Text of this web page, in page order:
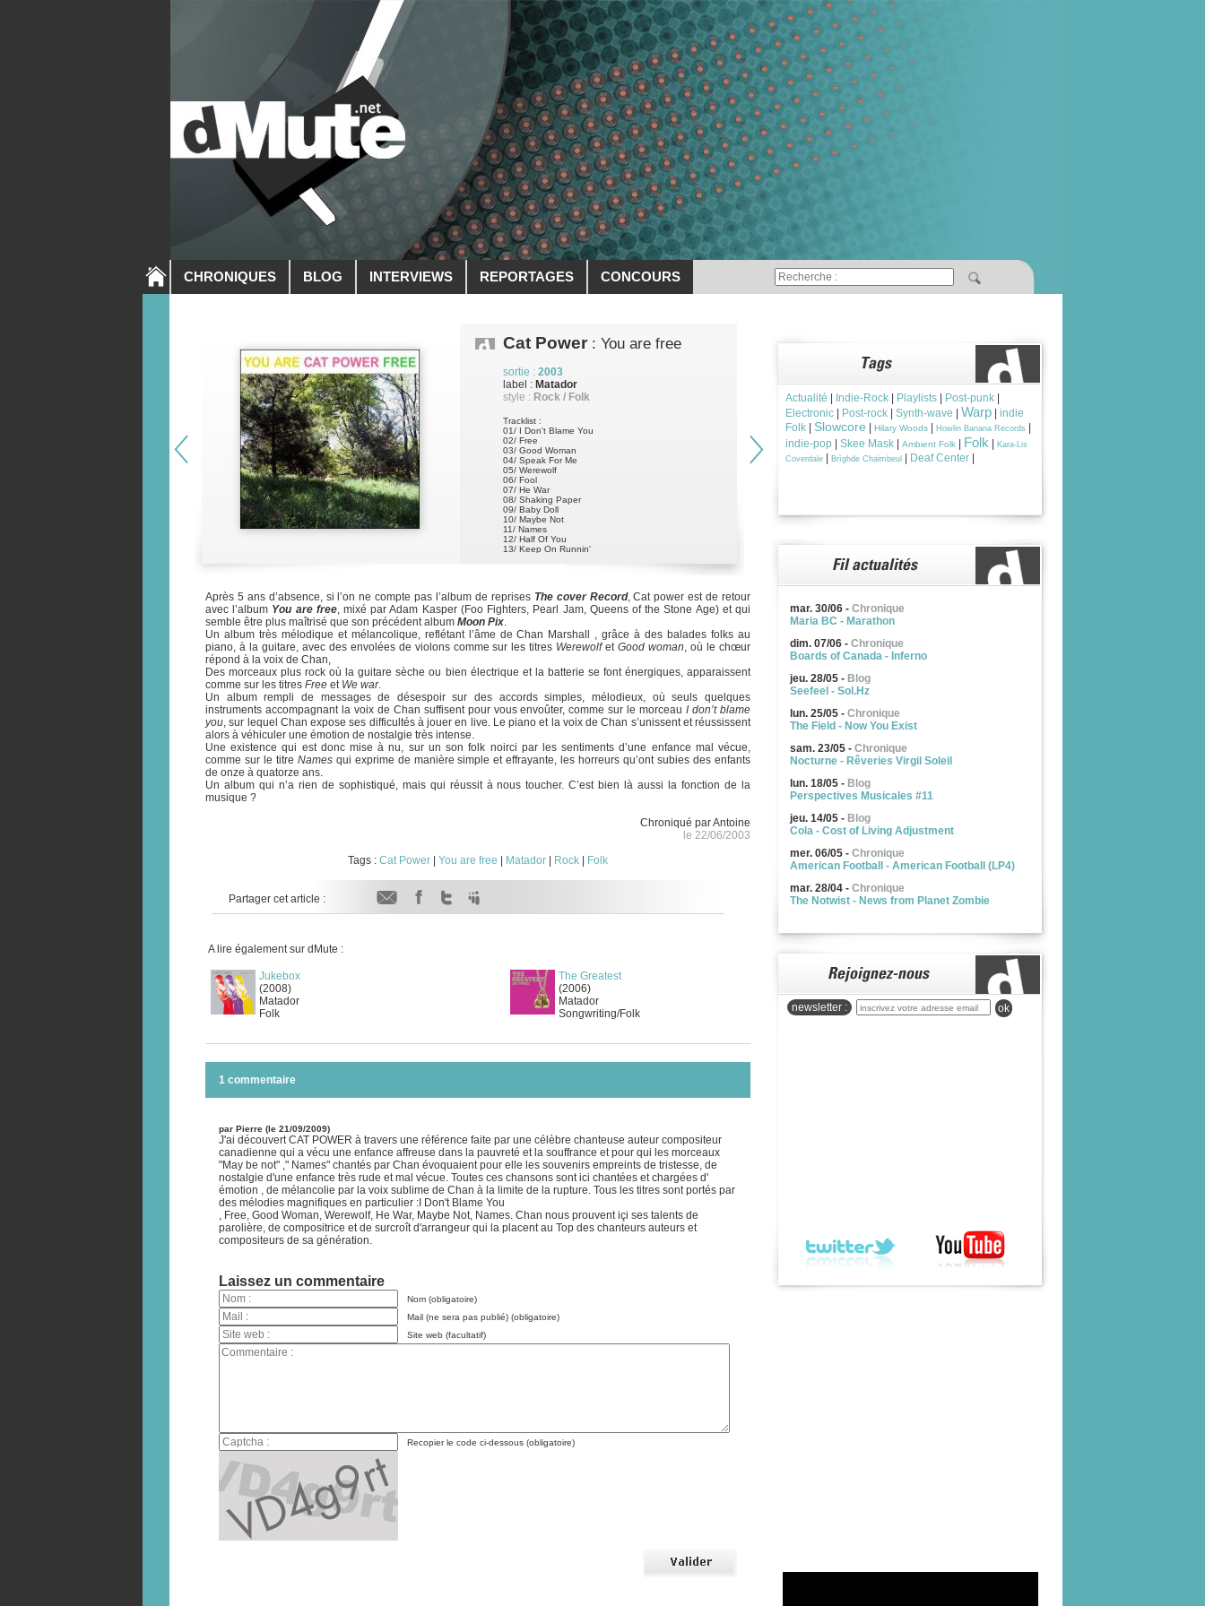
CHRONIQUES BLOG INTERVIEWS REPORTAGES CONCOURS
Cat Power : You are free
sortie : 2003
label : Matador
style : Rock / Folk
Tracklist :
01/ I Don't Blame You
02/ Free
03/ Good Woman
04/ Speak For Me
05/ Werewolf
06/ Fool
07/ He War
08/ Shaking Paper
09/ Baby Doll
10/ Maybe Not
11/ Names
12/ Half Of You
13/ Keep On Runnin'
Après 5 ans d’absence, si l’on ne compte pas l’album de reprises The cover Record, Cat power est de retour
avec l’album You are free, mixé par Adam Kasper (Foo Fighters, Pearl Jam, Queens of the Stone Age) et qui
semble être plus maîtrisé que son précédent album Moon Pix.
Un album très mélodique et mélancolique, reflétant l’âme de Chan Marshall , grâce à des balades folks au
piano, à la guitare, avec des envolées de violons comme sur les titres WerewolfetGood woman, où le chœur
répond à la voix de Chan,
Des morceaux plus rock où la guitare sèche ou bien électrique et la batterie se font énergiques, apparaissent
comme sur les titres Free et We war.
Un album rempli de messages de désespoir sur des accords simples, mélodieux, où seuls quelques
instruments accompagnant la voix de Chan suffisent pour vous envoûter, comme sur le morceauI don’t blame
you, sur lequel Chan expose ses difficultés à jouer en live. Le piano et la voix de Chan s’unissent et réussissent
alors à véhiculer une émotion de nostalgie très intense.
Une existence qui est donc mise à nu, sur un son folk noirci par les sentiments d’une enfance mal vécue,
comme sur le titre Namesqui exprime de manière simple et effrayante, les horreurs qu’ont subies des enfants
de onze à quatorze ans.
Un album qui n’a rien de sophistiqué, mais qui réussit à nous toucher. C’est bien là aussi la fonction de la
musique ?
Chroniqué par Antoine
le 22/06/2003
Tags : Cat Power You are free Matador Rock Folk
Partager cet article :
A lire également sur dMute :
Jukebox
(2008)
Matador
Folk
The Greatest
(2006)
Matador
Songwriting/Folk
1 commentaire
par Pierre (le 21/09/2009)
J'ai découvert CAT POWER à travers une référence faite par une célèbre chanteuse auteur compositeur
canadienne qui a vécu une enfance affreuse dans la pauvreté et la souffrance et pour qui les morceaux
"May be not" ," Names" chantés par Chan évoquaient pour elle les souvenirs empreints de tristesse, de
nostalgie d'une enfance très rude et mal vécue. Toutes ces chansons sont ici chantées et chargées d'
émotion , de mélancolie par la voix sublime de Chan à la limite de la rupture. Tous les titres sont portés par
des mélodies magnifiques en particulier :I Don't Blame You
, Free, Good Woman, Werewolf, He War, Maybe Not, Names. Chan nous prouvent içi ses talents de
parolière, de compositrice et de surcroît d'arrangeur qui la placent au Top des chanteurs auteurs et
compositeurs de sa génération.
Laissez un commentaire
Nom (obligatoire)
Mail (ne sera pas publié) (obligatoire)
Site web (facultatif)
Recopier le code ci-dessous (obligatoire)
Actualité Indie-Rock Playlists Post-punk
Electronic
Post-rock Synth-wave Warp
indie
Folk
Slowcore Hilary Woods Howlin Banana Records
indie-pop
Skee Mask Ambient Folk Folk
Kara-Lis
Coverdale
Brìghde Chaimbeul Deaf Center
mar. 30/06 - Chronique
Maria BC - Marathon
dim. 07/06 - Chronique
Boards of Canada - Inferno
jeu. 28/05 - Blog
Seefeel - Sol.Hz
lun. 25/05 - Chronique
The Field - Now You Exist
sam. 23/05 - Chronique
Nocturne - Rêveries Virgil Soleil
lun. 18/05 - Blog
Perspectives Musicales #11
jeu. 14/05 - Blog
Cola - Cost of Living Adjustment
mer. 06/05 - Chronique
American Football - American Football (LP4)
mar. 28/04 - Chronique
The Notwist - News from Planet Zombie
newsletter : ok